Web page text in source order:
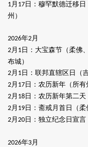
1月 17 日：穆罕默德迁移
州）
2026年2月
2月 1 日：大宝森节（柔佛
布城）
2月 1 日：联邦直辖区日（
2月 17 日：农历新年（所有
2月 18 日：农历新年第二天
2月 19 日：斋戒月首日（柔
2月 20 日：独立纪念日宣言
2026年3月